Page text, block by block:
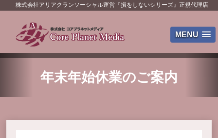
MENU
株式会社アリアクランソーシャル運営『損をしないシリーズ』正規代理店
年末年始休業のご案内